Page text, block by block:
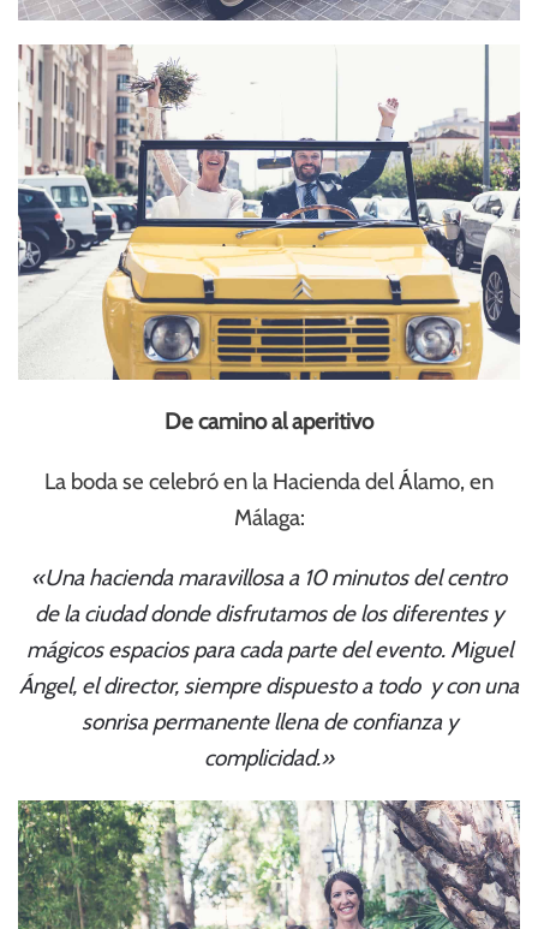
De camino al aperitivo
La boda se celebró en la Hacienda del Álamo, en
Málaga:
«Una hacienda maravillosa a 10 minutos del centro
de la ciudad donde disfrutamos de los diferentes y
mágicos espacios para cada parte del evento. Miguel
Ángel, el director, siempre dispuesto a todo y con una
sonrisa permanente llena de confianza y
complicidad.»